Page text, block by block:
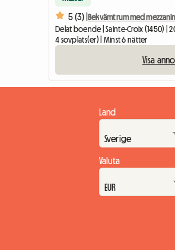
5 (3) |Bekvämt rum med
Delat boende | Sainte-Croix (1450) |
4 sovplats(er) | Minst 6 nätter
Visa
Land
Valuta